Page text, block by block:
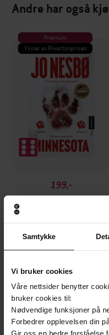
Samtykke
Vi bruker cookies
Våre nettsider benytter
bruker cookies til:
Nødvendige funksjoner på
Forbedrer opplevelsen din
Gir oss en bedre forståelse
Andre har også
Premium
Vinner av Rivertonprisen
199,-
Minnesota
EBOK
Undertittel skole,
Forfattere Anna-Lena
Engvik
Forlag